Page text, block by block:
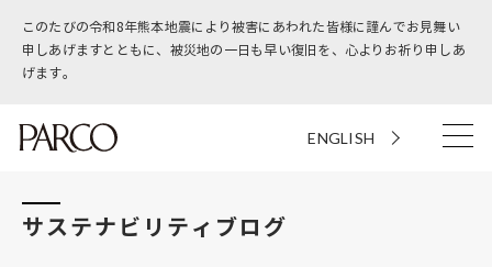
このたびの令和8年熊本地震により被害にあわれた皆様に謹んでお見舞い
申しあげますとともに、被災地の一日も早い復旧を、心よりお祈り申しあ
げます。
ENGLISH
サステナビリティブログ